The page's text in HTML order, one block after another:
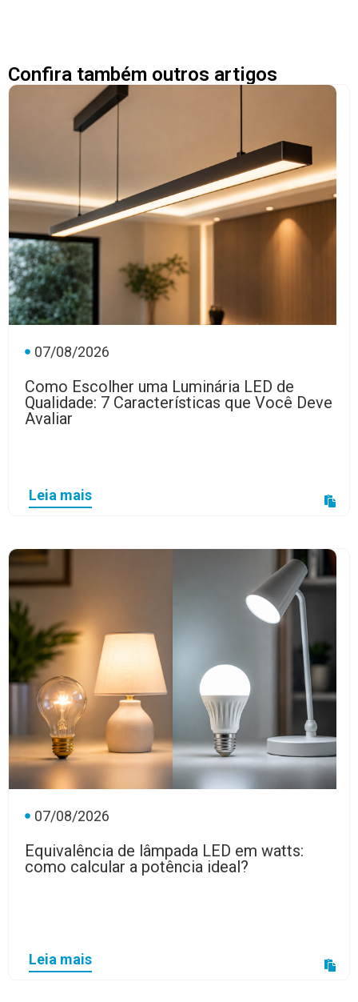
Confira também outros artigos
07/08/2026
Como Escolher uma Luminária LED de
Qualidade: 7 Características que Você Deve
Avaliar
Leia mais
07/08/2026
Equivalência de lâmpada LED em watts:
como calcular a potência ideal?
Leia mais